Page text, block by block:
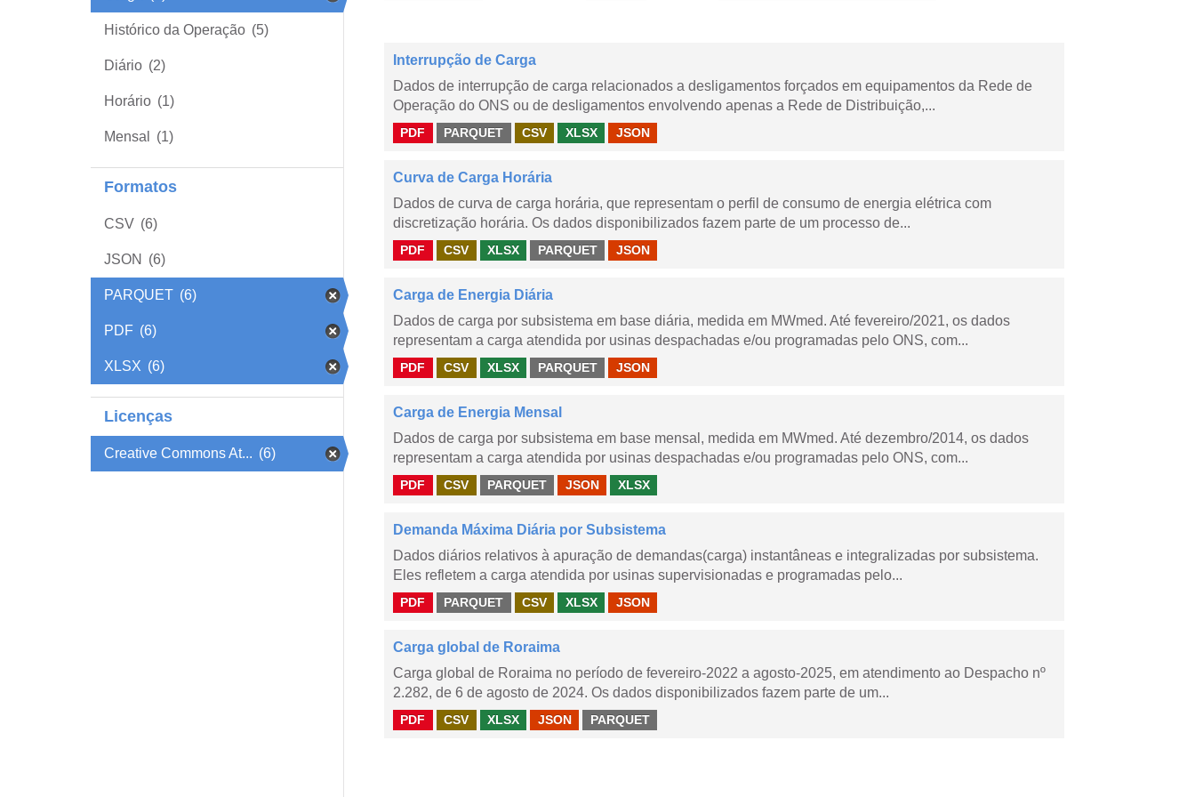
Histórico da Operação (5)
Diário (2)
Horário (1)
Mensal (1)
Formatos
CSV (6)
JSON (6)
PARQUET (6)
PDF (6)
XLSX (6)
Licenças
Creative Commons At... (6)
Interrupção de Carga
Dados de interrupção de carga relacionados a desligamentos forçados em equipamentos da Rede de
Operação do ONS ou de desligamentos envolvendo apenas a Rede de Distribuição,...
PDF PARQUET CSV XLSX JSON
Curva de Carga Horária
Dados de curva de carga horária, que representam o perfil de consumo de energia elétrica com
discretização horária. Os dados disponibilizados fazem parte de um processo de...
PDF CSV XLSX PARQUET JSON
Carga de Energia Diária
Dados de carga por subsistema em base diária, medida em MWmed. Até fevereiro/2021, os dados
representam a carga atendida por usinas despachadas e/ou programadas pelo ONS, com...
PDF CSV XLSX PARQUET JSON
Carga de Energia Mensal
Dados de carga por subsistema em base mensal, medida em MWmed. Até dezembro/2014, os dados
representam a carga atendida por usinas despachadas e/ou programadas pelo ONS, com...
PDF CSV PARQUET JSON XLSX
Demanda Máxima Diária por Subsistema
Dados diários relativos à apuração de demandas(carga) instantâneas e integralizadas por subsistema.
Eles refletem a carga atendida por usinas supervisionadas e programadas pelo...
PDF PARQUET CSV XLSX JSON
Carga global de Roraima
Carga global de Roraima no período de fevereiro-2022 a agosto-2025, em atendimento ao Despacho nº
2.282, de 6 de agosto de 2024. Os dados disponibilizados fazem parte de um...
PDF CSV XLSX JSON PARQUET